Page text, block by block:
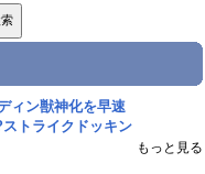
ィン獣神化を早速
トライクドッキン
もっと見る